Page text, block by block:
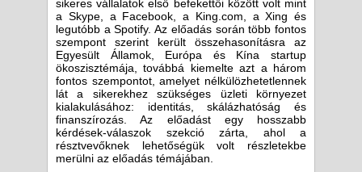
sikeres vállalatok első befekettői között volt mint
a Skype, a Facebook, a King.com, a Xing és
legutóbb a Spotify. Az előadás során több fontos
szempont szerint került összehasonításra az
Egyesült Államok, Európa és Kína startup
ökoszisztémája, továbbá kiemelte azt a három
fontos szempontot, amelyet nélkülözhetetlennek
lát a sikerekhez szükséges üzleti környezet
kialakulásához: identitás, skálázhatóság és
finanszírozás. Az előadást egy hosszabb
kérdések-válaszok szekció zárta, ahol a
résztvevőknek lehetőségük volt részletekbe
merülni az előadás témájában.